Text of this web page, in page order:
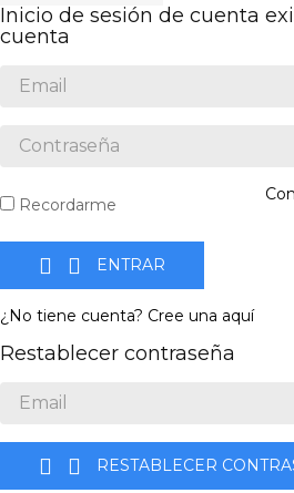
Inicio de sesión de cuenta
cuenta
Recordarme
  ENTRAR
¿No tiene cuenta? Cree una aquí
Restablecer contraseña
  RESTABLECER